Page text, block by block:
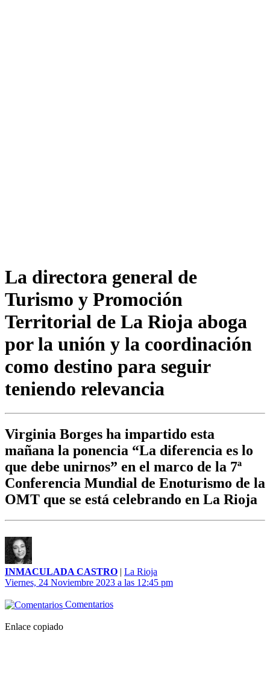
La directora general de
Turismo y Promoción
Territorial de La Rioja aboga
por la unión y la coordinación
como destino para seguir
teniendo relevancia
Virginia Borges ha impartido esta
mañana la ponencia “La diferencia es lo
que debe unirnos” en el marco de la 7ª
Conferencia Mundial de Enoturismo de la
OMT que se está celebrando en La Rioja
INMACULADA CASTRO | La Rioja
Viernes, 24 Noviembre 2023 a las 12:45 pm
Comentarios
Enlace copiado